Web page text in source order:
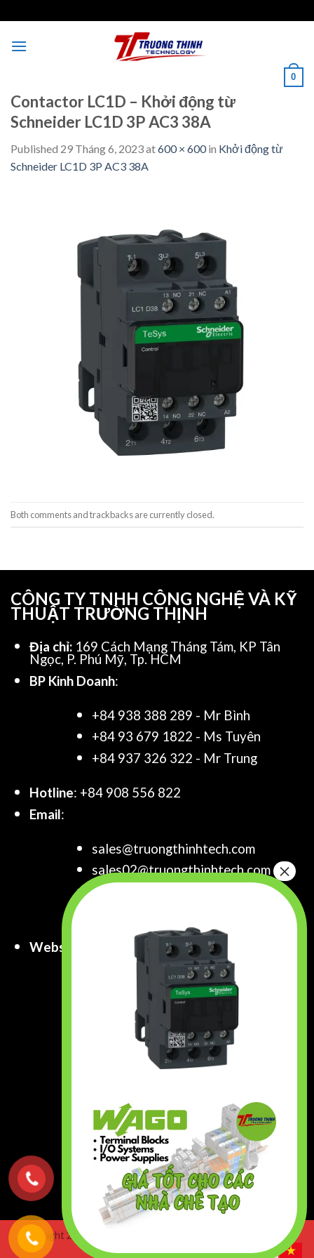
to
content
0
Contactor LC1D – Khởi động từ
Schneider LC1D 3P AC3 38A
Published 29 Tháng 6, 2023at600 × 600in Khởi động từ
Schneider LC1D 3P AC3 38A
Both comments and trackbacks are currently closed.
CÔNG TY TNHH CÔNG NGHỆ VÀ KỸ
THUẬT TRƯỜNG THỊNH
Địa chỉ: 169 Cách Mạng Tháng Tám, KP Tân
Ngọc, P. Phú Mỹ, Tp. HCM
BP Kinh Doanh:
+84 938 388 289 - Mr Bình
+84 93 679 1822 - Ms Tuyên
+84 937 326 322 - Mr Trung
Hotline: +84 908 556 822
Email:
sales@truongthinhtech.com
sales02@truongthinhtech.com
sales03@truongthinhtech.com
Website
www.truongthinhtech.com
www.components.com.vn
Copyright 2026 ©
Truong Thinh Technology & Engineering
Co.,Ltd. All right Reserved.